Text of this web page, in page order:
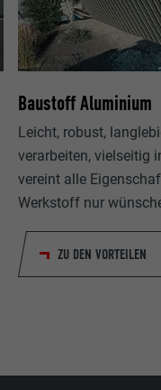
Baustoff Aluminium
Leicht, robust,
verarbeiten, vielseitig
vereint alle
Werkstoff nur
ZU DEN VORTEILEN